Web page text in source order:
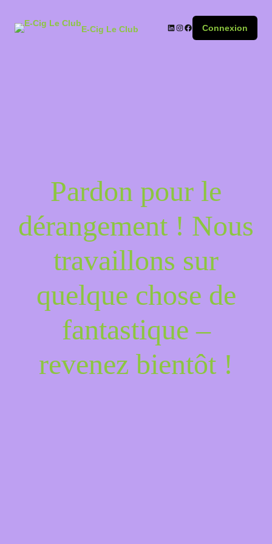
E-Cig Le Club Connexion
Pardon pour le
dérangement ! Nous
travaillons sur
quelque chose de
fantastique –
revenez bientôt !